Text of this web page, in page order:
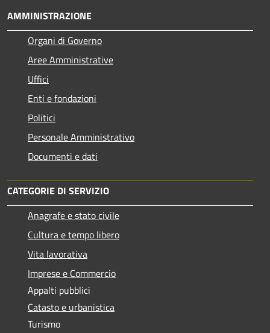
AMMINISTRAZIONE
Organi di Governo
Aree Amministrative
Uffici
Enti e fondazioni
Politici
Personale Amministrativo
Documenti e dati
CATEGORIE DI SERVIZIO
Anagrafe e stato civile
Cultura e tempo libero
Vita lavorativa
Imprese e Commercio
Appalti pubblici
Catasto e urbanistica
Turismo